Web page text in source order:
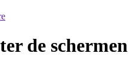
de schermen